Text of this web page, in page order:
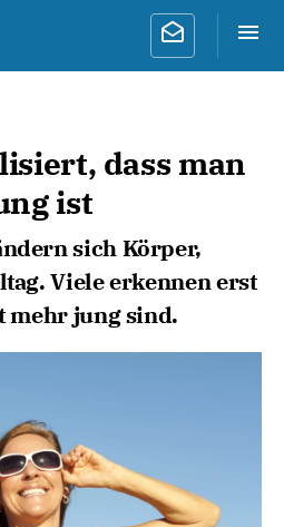
dass man
ist
sich Körper,
Viele erkennen erst
mehr jung sind.